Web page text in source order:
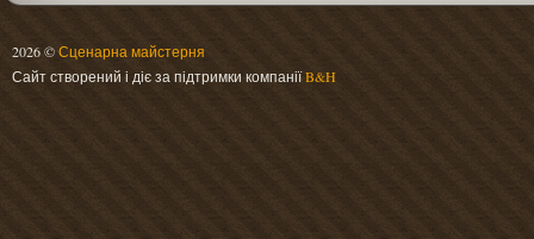
2026 ©Сценарна майстерня
Сайт створений і діє за підтримки компаніїB&H